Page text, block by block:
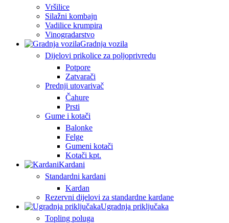
Vršilice
Silažni kombajn
Vadilice krumpira
Vinogradarstvo
Gradnja vozila
Dijelovi prikolice za poljoprivredu
Potpore
Zatvarači
Prednji utovarivač
Čahure
Prsti
Gume i kotači
Balonke
Felge
Gumeni kotači
Kotači kpt.
Kardani
Standardni kardani
Kardan
Rezervni dijelovi za standardne kardane
Ugradnja priključaka
Topling poluga